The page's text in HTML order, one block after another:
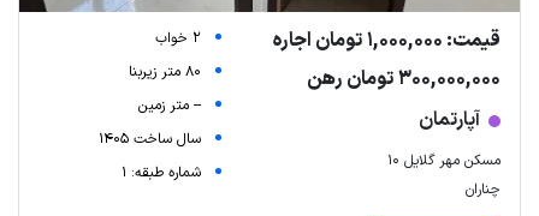
قیمت: 1,000,000 تومان اجاره
300,000,000 تومان رهن
آپارتمان
مسکن مهر گلایل ۱۰
چناران
2 خواب
80 متر زیربنا
-- متر زمین
سال ساخت 1405
شماره طبقه: 1